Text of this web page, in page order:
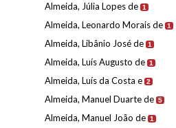
Almeida, Júlia Lopes de 1
Almeida, Leonardo Morais de 1
Almeida, Libânio José de 1
Almeida, Luís Augusto de 1
Almeida, Luís da Costa e 2
Almeida, Manuel Duarte de 5
Almeida, Manuel João de 1